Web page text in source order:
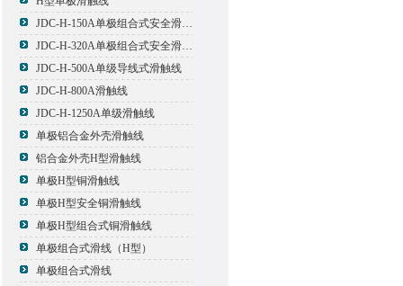
JDC-H-150A单极组合式安全滑触线
JDC-H-320A单极组合式安全滑触线
JDC-H-500A单级导线式滑触线
JDC-H-800A滑触线
JDC-H-1250A单级滑触线
单极铝合金外壳滑触线
铝合金外壳H型滑触线
单极H型铜滑触线
单极H型安全铜滑触线
单极H型组合式铜滑触线
单极组合式滑线（H型）
单极组合式滑线